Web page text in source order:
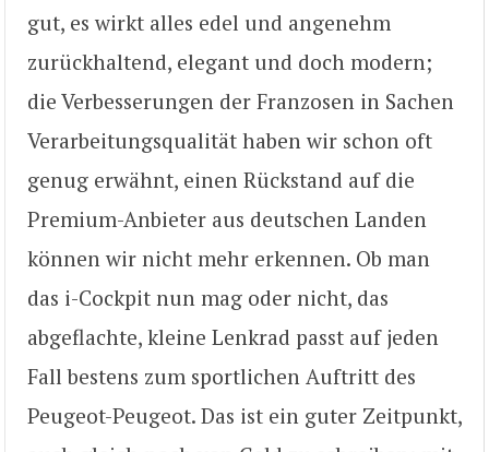
gut, es wirkt alles edel und angenehm
zurückhaltend, elegant und doch modern;
die Verbesserungen der Franzosen in Sachen
Verarbeitungsqualität haben wir schon oft
genug erwähnt, einen Rückstand auf die
Premium-Anbieter aus deutschen Landen
können wir nicht mehr erkennen. Ob man
das i-Cockpit nun mag oder nicht, das
abgeflachte, kleine Lenkrad passt auf jeden
Fall bestens zum sportlichen Auftritt des
Peugeot-Peugeot. Das ist ein guter Zeitpunkt,